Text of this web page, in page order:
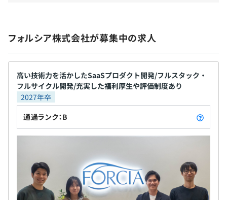
・アジャイル開発を基本としております
や成果を共有しています
・お互いに教えあう文化があります（会社としても勉強会
の補助があります）
※関東ITソフトウェア健康保険組合加入
無期雇用
3カ月（待遇の変更はありません）
フォルシア株式会社が募集中の求人
高い技術力を活かしたSaaSプロダクト開発/フルスタック・
フルサイクル開発/充実した福利厚生や評価制度あり
2027年卒
通過ランク：B